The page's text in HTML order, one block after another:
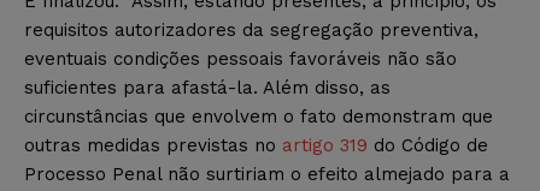
requisitos autorizadores da segregação preventiva,
eventuais condições pessoais favoráveis não são
suficientes para afastá-la. Além disso, as
circunstâncias que envolvem o fato demonstram que
outras medidas previstas no artigo 319 do Código de
Processo Penal não surtiriam o efeito almejado para a